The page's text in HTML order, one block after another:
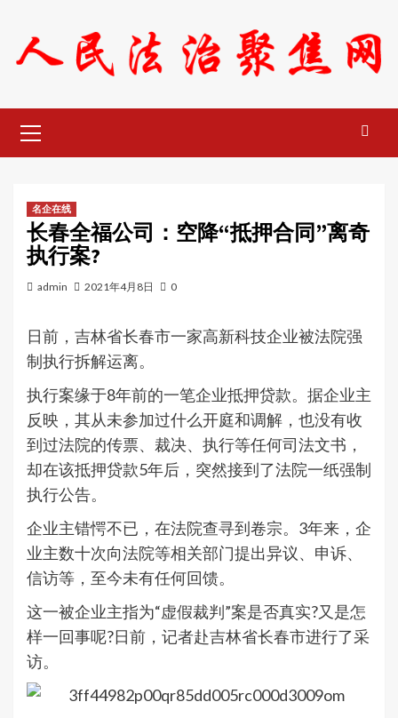
content
Menu
名企在线
长春全福公司：空降“抵押合同”离奇
执行案?
admin 2021年4月8日 0
日前，吉林省长春市一家高新科技企业被法院强
制执行拆解运离。
执行案缘于8年前的一笔企业抵押贷款。据企业主
反映，其从未参加过什么开庭和调解，也没有收
到过法院的传票、裁决、执行等任何司法文书，
却在该抵押贷款5年后，突然接到了法院一纸强制
执行公告。
企业主错愕不已，在法院查寻到卷宗。3年来，企
业主数十次向法院等相关部门提出异议、申诉、
信访等，至今未有任何回馈。
这一被企业主指为“虚假裁判”案是否真实?又是怎
样一回事呢?日前，记者赴吉林省长春市进行了采
访。